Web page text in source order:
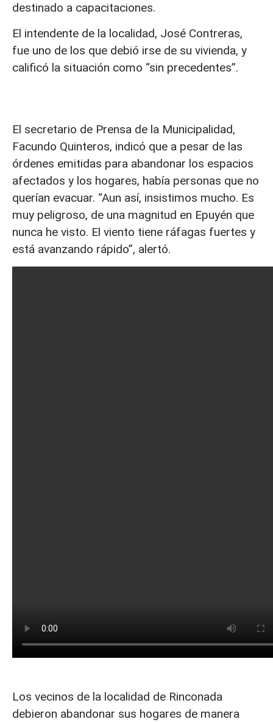
destinado a capacitaciones.
El intendente de la localidad, José Contreras,
fue uno de los que debió irse de su vivienda, y
calificó la situación como “sin precedentes”.
El secretario de Prensa de la Municipalidad,
Facundo Quinteros, indicó que a pesar de las
órdenes emitidas para abandonar los espacios
afectados y los hogares, había personas que no
querían evacuar. “Aun así, insistimos mucho. Es
muy peligroso, de una magnitud en Epuyén que
nunca he visto. El viento tiene ráfagas fuertes y
está avanzando rápido”, alertó.
Los vecinos de la localidad de Rinconada
debieron abandonar sus hogares de manera